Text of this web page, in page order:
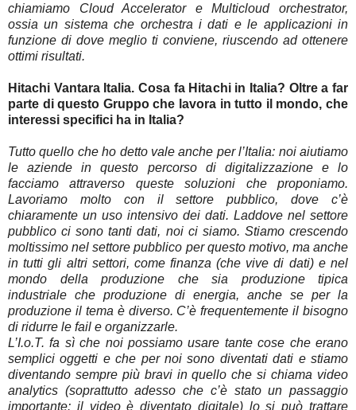
chiamiamo Cloud Accelerator e Multicloud orchestrator,
ossia un sistema che orchestra i dati e le applicazioni in
funzione di dove meglio ti conviene, riuscendo ad ottenere
ottimi risultati.
Hitachi Vantara Italia. Cosa fa Hitachi in Italia? Oltre a far
parte di questo Gruppo che lavora in tutto il mondo, che
interessi specifici ha in Italia?
Tutto quello che ho detto vale anche per l’Italia: noi aiutiamo
le aziende in questo percorso di digitalizzazione e lo
facciamo attraverso queste soluzioni che proponiamo.
Lavoriamo molto con il settore pubblico, dove c’è
chiaramente un uso intensivo dei dati. Laddove nel settore
pubblico ci sono tanti dati, noi ci siamo. Stiamo crescendo
moltissimo nel settore pubblico per questo motivo, ma anche
in tutti gli altri settori, come finanza (che vive di dati) e nel
mondo della produzione che sia produzione tipica
industriale che produzione di energia, anche se per la
produzione il tema è diverso. C’è frequentemente il bisogno
di ridurre le fail e organizzarle.
L’I.o.T. fa sì che noi possiamo usare tante cose che erano
semplici oggetti e che per noi sono diventati dati e stiamo
diventando sempre più bravi in quello che si chiama video
analytics (soprattutto adesso che c’è stato un passaggio
importante: il video è diventato digitale) lo si può trattare